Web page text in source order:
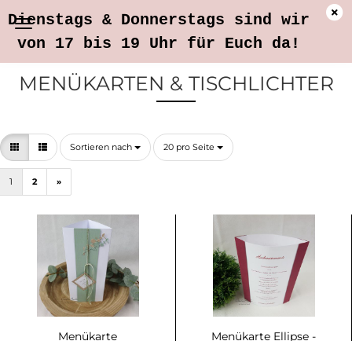
Dienstags & Donnerstags sind wir
von 17 bis 19 Uhr für Euch da!
MENÜKARTEN & TISCHLICHTER
Sortieren nach
Sortieren nach 20 pro Seite
pro Seite
1 2 »
Menükarte
Menükarte Ellipse -